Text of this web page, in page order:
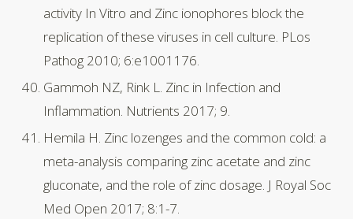
activity In Vitro and Zinc ionophores block the
replication of these viruses in cell culture. PLos
Pathog 2010; 6:e1001176.
Gammoh NZ, Rink L. Zinc in Infection and
Inflammation. Nutrients 2017; 9.
Hemila H. Zinc lozenges and the common cold: a
meta-analysis comparing zinc acetate and zinc
gluconate, and the role of zinc dosage. J Royal Soc
Med Open 2017; 8:1-7.